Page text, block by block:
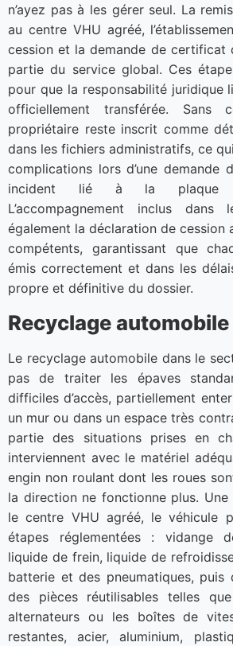
n’ayez pas à les gérer seul. La
au centre VHU agréé,
cession et la demande de certificat
partie du service global. Ces
pour que la responsabilité juridique
officiellement transférée. Sans
propriétaire reste inscrit comme
dans les fichiers administratifs, ce
complications lors d’une demande
incident lié à la plaque
L’accompagnement inclus
également la déclaration de cession
compétents, garantissant que
émis correctement et dans les
propre et définitive du dossier.
Recyclage
Le recyclage automobile dans le
pas de traiter les épaves
difficiles d’accès, partiellement
un mur ou dans un espace très
partie des situations prises en
interviennent avec le matériel
engin non roulant dont les roues
la direction ne fonctionne plus.
le centre VHU agréé, le véhicule
étapes réglementées : vidange
liquide de frein, liquide de
batterie et des pneumatiques, puis
des pièces réutilisables telles
alternateurs ou les boîtes de
restantes, acier, aluminium,